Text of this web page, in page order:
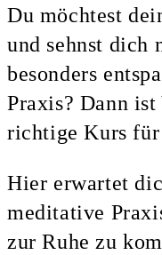
Du möchtest
und sehnst dich
besonders
Praxis? Dann
richtige Kurs
Hier erwartet
meditative
zur Ruhe zu